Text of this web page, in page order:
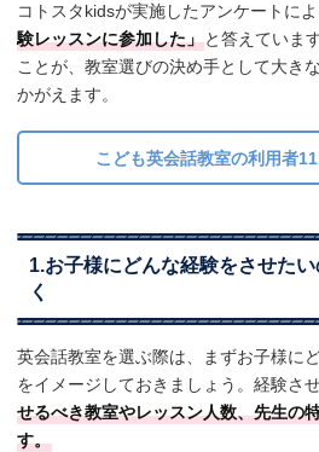
コトスタkidsが実施したアンケートによ
験レッスンに参加した」と答えていま
ことが、教室選びの決め手として大き
かがえます。
こども英会話教室の利用者
1.お子様にどんな経験をさせた
く
英会話教室を選ぶ際は、まずお子様に
をイメージしておきましょう。経験さ
せるべき教室やレッスン人数、先生の
す。